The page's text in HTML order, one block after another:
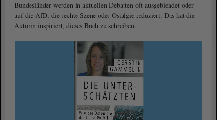
Bundesländer werden in aktuellen Debatten oft ausgeblendet oder
auf die AfD, die rechte Szene oder Ostalgie reduziert. Das hat die
Autorin inspiriert, dieses Buch zu schreiben.